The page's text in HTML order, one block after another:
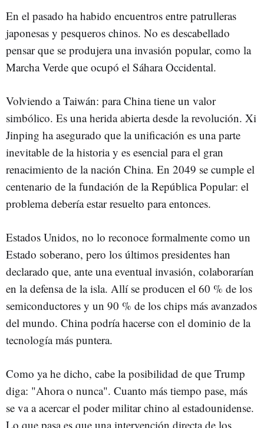
En el pasado ha habido encuentros entre patrulleras
japonesas y pesqueros chinos. No es descabellado
pensar que se produjera una invasión popular, como la
Marcha Verde que ocupó el Sáhara Occidental.
Volviendo a Taiwán: para China tiene un valor
simbólico. Es una herida abierta desde la revolución. Xi
Jinping ha asegurado que la unificación es una parte
inevitable de la historia y es esencial para el gran
renacimiento de la nación China. En 2049 se cumple el
centenario de la fundación de la República Popular: el
problema debería estar resuelto para entonces.
Estados Unidos, no lo reconoce formalmente como un
Estado soberano, pero los últimos presidentes han
declarado que, ante una eventual invasión, colaborarían
en la defensa de la isla. Allí se producen el 60 % de los
semiconductores y un 90 % de los chips más avanzados
del mundo. China podría hacerse con el dominio de la
tecnología más puntera.
Como ya he dicho, cabe la posibilidad de que Trump
diga: "Ahora o nunca". Cuanto más tiempo pase, más
se va a acercar el poder militar chino al estadounidense.
Lo que pasa es que una intervención directa de los